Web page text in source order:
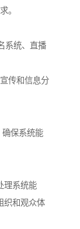
。
系统、直播
传和信息分
保系统能
理系统能
织和观众体